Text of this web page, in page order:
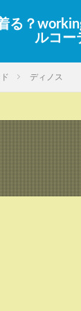
る？
ルコー
ディノス